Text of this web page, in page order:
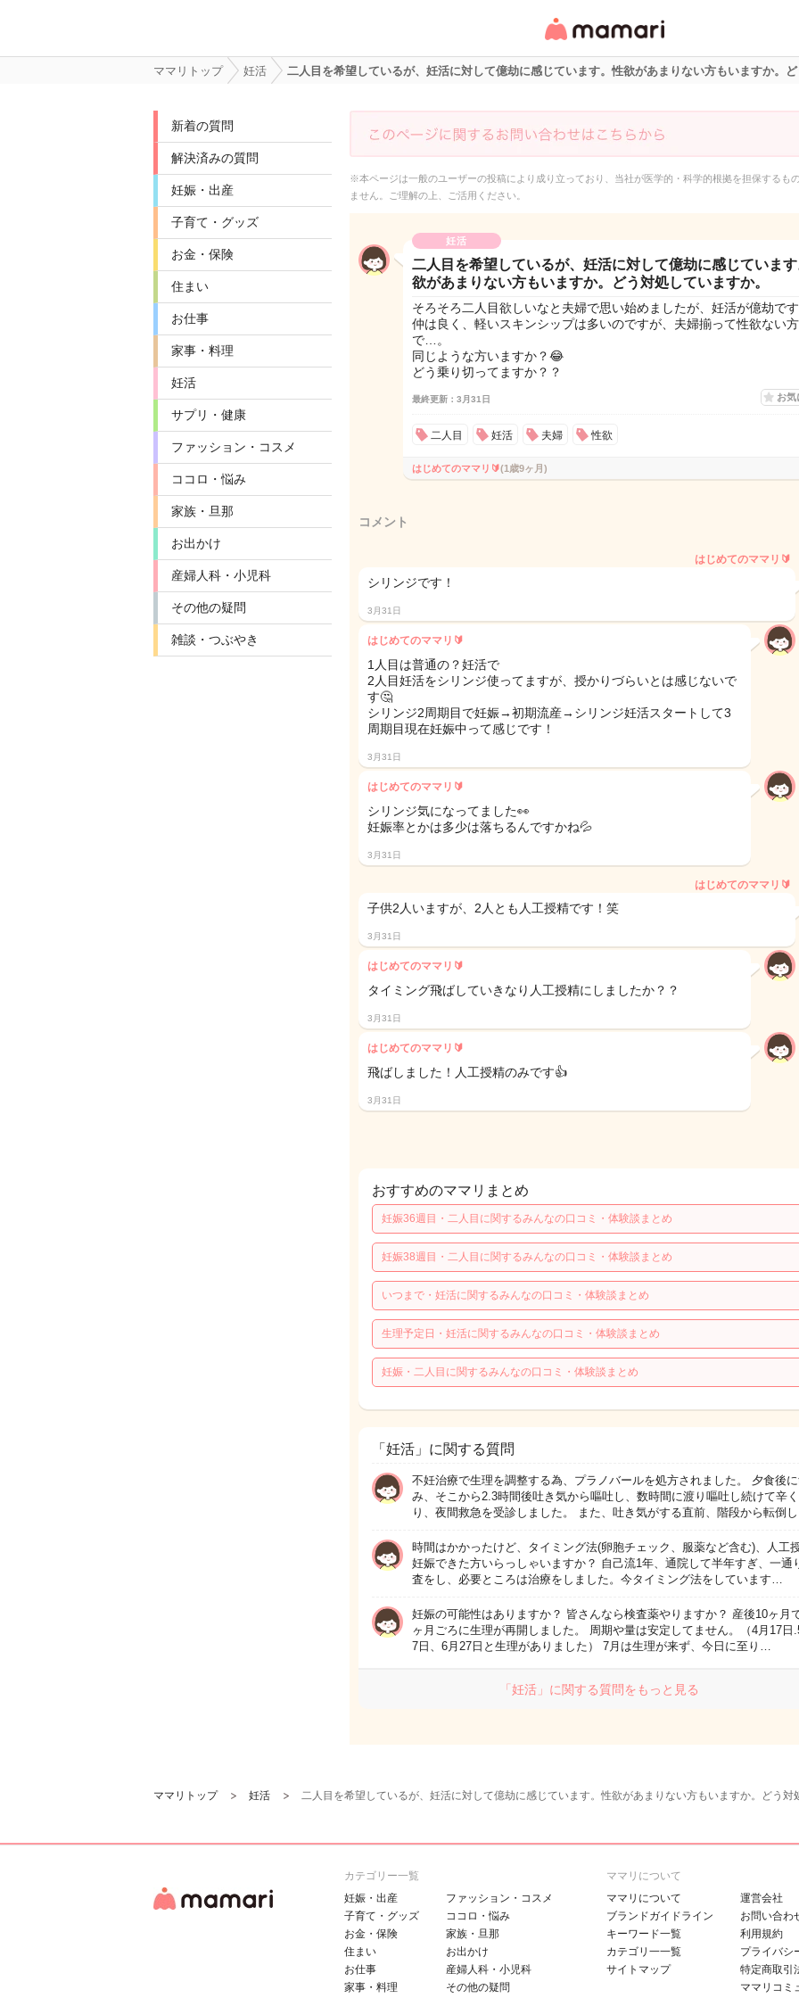
リ・情報サイト
ママリトップ 妊活 二人目を希望しているが、妊活に対して億劫に感じています。性欲があまりない方もいますか。ど
新着の質問
解決済みの質問
妊娠・出産
子育て・グッズ
お金・保険
住まい
お仕事
家事・料理
妊活
サプリ・健康
ファッション・コスメ
ココロ・悩み
家族・旦那
お出かけ
産婦人科・小児科
その他の疑問
雑談・つぶやき
※本ページは一般のユーザーの投稿により成り立っており、当社が医学的・科学的根拠を担保するも
ません。ご理解の上、ご活用ください。
妊活
二人目を希望しているが、妊活に対して億劫に感じていま
欲があまりない方もいますか。どう対処していますか。
そろそろ二人目欲しいなと夫婦で思い始めましたが、妊活が億劫で
仲は良く、軽いスキンシップは多いのですが、夫婦揃って性欲ない方
で…。
同じような方いますか？😂
どう乗り切ってますか？？
最終更新：3月31日 お気
二人目 妊活 夫婦 性欲
はじめてのママリ🔰(1歳9ヶ月)
コメント
はじめてのママリ🔰
シリンジです！
3月31日
はじめてのママリ🔰
1人目は普通の？妊活で
2人目妊活をシリンジ使ってますが、授かりづらいとは感じないで
す🤔
シリンジ2周期目で妊娠→初期流産→シリンジ妊活スタートして3
周期目現在妊娠中って感じです！
3月31日
はじめてのママリ🔰
シリンジ気になってました👀
妊娠率とかは多少は落ちるんですかね💦
3月31日
はじめてのママリ🔰
子供2人いますが、2人とも人工授精です！笑
3月31日
はじめてのママリ🔰
タイミング飛ばしていきなり人工授精にしましたか？？
3月31日
はじめてのママリ🔰
飛ばしました！人工授精のみです👍
3月31日
おすすめのママリまとめ
妊娠36週目・二人目に関するみんなの口コミ・体験談まとめ
妊娠38週目・二人目に関するみんなの口コミ・体験談まとめ
いつまで・妊活に関するみんなの口コミ・体験談まとめ
生理予定日・妊活に関するみんなの口コミ・体験談まとめ
妊娠・二人目に関するみんなの口コミ・体験談まとめ
「妊活」に関する質問
不妊治療で生理を調整する為、プラノバールを処方されました。 夕食後
み、そこから2.3時間後吐き気から嘔吐し、数時間に渡り嘔吐し続けて辛
り、夜間救急を受診しました。 また、吐き気がする直前、階段から転倒
時間はかかったけど、タイミング法(卵胞チェック、服薬など含む)、人工
妊娠できた方いらっしゃいますか？ 自己流1年、通院して半年すぎ、一通
査をし、必要ところは治療をしました。今タイミング法をしています…
妊娠の可能性はありますか？ 皆さんなら検査薬やりますか？ 産後10ヶ月
ヶ月ごろに生理が再開しました。 周期や量は安定してません。（4月17日
7日、6月27日と生理がありました） 7月は生理が来ず、今日に至り…
「妊活」に関する質問をもっと見る
ママリトップ 妊活 二人目を希望しているが、妊活に対して億劫に感じています。性欲があまりない方もいますか。どう対
カテゴリー一覧
妊娠・出産
子育て・グッズ
お金・保険
住まい
お仕事
家事・料理
ファッション・コスメ
ココロ・悩み
家族・旦那
お出かけ
産婦人科・小児科
その他の疑問
ママリについて
ママリについて
ブランドガイドライン
キーワード一覧
カテゴリ一一覧
サイトマップ
運営会社
お問い合わ
利用規約
プライバシ
特定商取引
ママリコミ